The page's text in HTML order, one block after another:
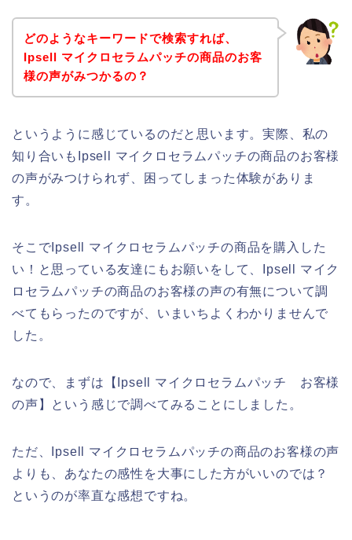
どのようなキーワードで検索すれば、
Ipsell マイクロセラムパッチの商品のお客
様の声がみつかるの？
というように感じているのだと思います。実際、私の
知り合いもIpsell マイクロセラムパッチの商品のお客様
の声がみつけられず、困ってしまった体験がありま
す。
そこでIpsell マイクロセラムパッチの商品を購入した
い！と思っている友達にもお願いをして、Ipsell マイク
ロセラムパッチの商品のお客様の声の有無について調
べてもらったのですが、いまいちよくわかりませんで
した。
なので、まずは【Ipsell マイクロセラムパッチ お客様
の声】という感じで調べてみることにしました。
ただ、Ipsell マイクロセラムパッチの商品のお客様の声
よりも、あなたの感性を大事にした方がいいのでは？
というのが率直な感想ですね。